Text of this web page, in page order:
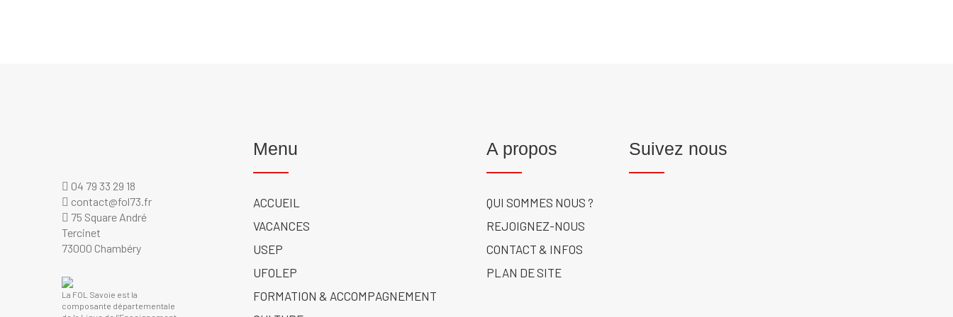
04 79 33 29 18
contact@fol73.fr
75 Square André
Tercinet
73000 Chambéry
La FOL Savoie est la
composante départementale
Menu
ACCUEIL
VACANCES
USEP
UFOLEP
FORMATION & ACCOMPAGNEMENT
A propos
QUI SOMMES NOUS ?
REJOIGNEZ-NOUS
CONTACT & INFOS
PLAN DE SITE
Suivez nous